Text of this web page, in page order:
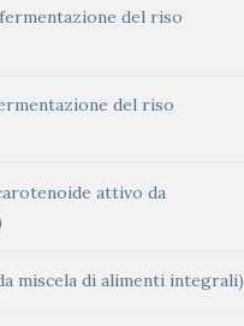
del riso
del riso
attivo da
miscela di alimenti integrali)